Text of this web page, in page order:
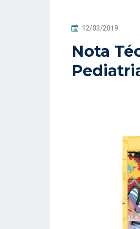
P
S
T
12/03/2019
Nota